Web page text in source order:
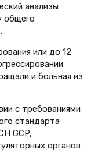
анализы
общего
или до 12
и больная из
с требованиями
стандарта
GCP,
органов